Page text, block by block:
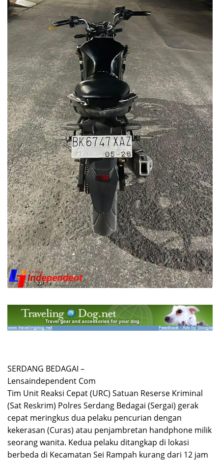
SERDANG BEDAGAI –
Lensaindependent Com
Tim Unit Reaksi Cepat (URC) Satuan Reserse Kriminal
(Sat Reskrim) Polres Serdang Bedagai (Sergai) gerak
cepat meringkus dua pelaku pencurian dengan
kekerasan (Curas) atau penjambretan handphone milik
seorang wanita. Kedua pelaku ditangkap di lokasi
berbeda di Kecamatan Sei Rampah kurang dari 12 jam